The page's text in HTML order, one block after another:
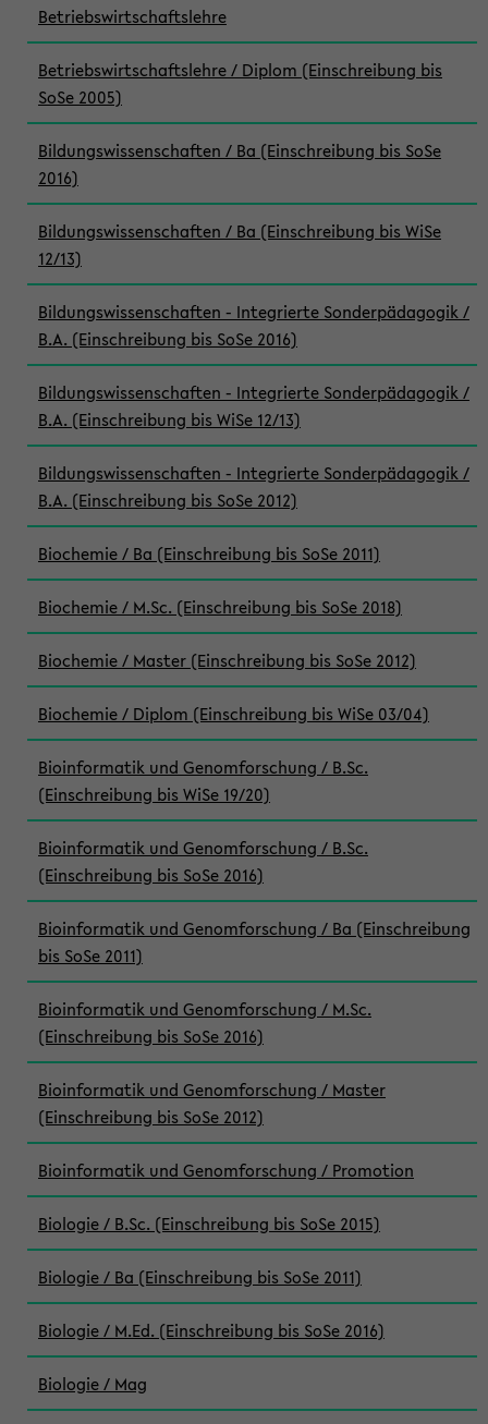
Betriebswirtschaftslehre
Betriebswirtschaftslehre / Diplom (Einschreibung bis
SoSe 2005)
Bildungswissenschaften / Ba (Einschreibung bis SoSe
2016)
Bildungswissenschaften / Ba (Einschreibung bis WiSe
12/13)
Bildungswissenschaften - Integrierte Sonderpädagogik /
B.A. (Einschreibung bis SoSe 2016)
Bildungswissenschaften - Integrierte Sonderpädagogik /
B.A. (Einschreibung bis WiSe 12/13)
Bildungswissenschaften - Integrierte Sonderpädagogik /
B.A. (Einschreibung bis SoSe 2012)
Biochemie / Ba (Einschreibung bis SoSe 2011)
Biochemie / M.Sc. (Einschreibung bis SoSe 2018)
Biochemie / Master (Einschreibung bis SoSe 2012)
Biochemie / Diplom (Einschreibung bis WiSe 03/04)
Bioinformatik und Genomforschung / B.Sc.
(Einschreibung bis WiSe 19/20)
Bioinformatik und Genomforschung / B.Sc.
(Einschreibung bis SoSe 2016)
Bioinformatik und Genomforschung / Ba (Einschreibung
bis SoSe 2011)
Bioinformatik und Genomforschung / M.Sc.
(Einschreibung bis SoSe 2016)
Bioinformatik und Genomforschung / Master
(Einschreibung bis SoSe 2012)
Bioinformatik und Genomforschung / Promotion
Biologie / B.Sc. (Einschreibung bis SoSe 2015)
Biologie / Ba (Einschreibung bis SoSe 2011)
Biologie / M.Ed. (Einschreibung bis SoSe 2016)
Biologie / Mag